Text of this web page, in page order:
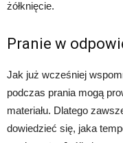
żółknięcie.
Pranie w
Jak już wcześniej
podczas prania mogą
materiału. Dlatego
dowiedzieć się, jaka